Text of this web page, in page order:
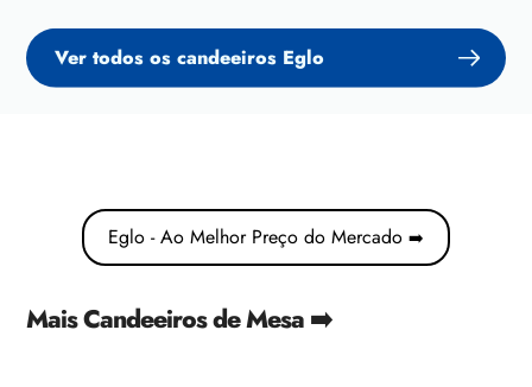
Ver todos os candeeiros Eglo
Eglo - Ao Melhor Preço do Mercado ➡️
Mais Candeeiros de Mesa ➡️